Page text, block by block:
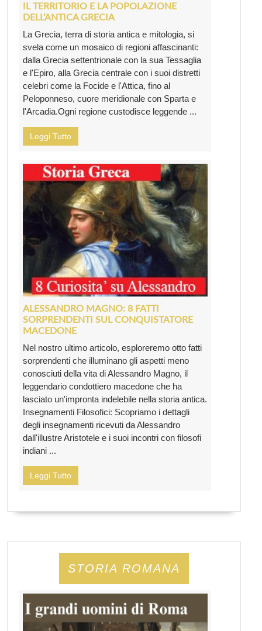
IL TERRITORIO E LA POPOLAZIONE
DELL’ANTICA GRECIA
La Grecia, terra di storia antica e mitologia, si
svela come un mosaico di regioni affascinanti:
dalla Grecia settentrionale con la sua Tessaglia
e l'Epiro, alla Grecia centrale con i suoi distretti
celebri come la Focide e l'Attica, fino al
Peloponneso, cuore meridionale con Sparta e
l'Arcadia.Ogni regione custodisce leggende ...
Leggi Tutto
ALESSANDRO MAGNO: 8 FATTI
SORPRENDENTI SUL CONQUISTATORE
MACEDONE
Nel nostro ultimo articolo, esploreremo otto fatti
sorprendenti che illuminano gli aspetti meno
conosciuti della vita di Alessandro Magno, il
leggendario condottiero macedone che ha
lasciato un'impronta indelebile nella storia antica.
Insegnamenti Filosofici: Scopriamo i dettagli
degli insegnamenti ricevuti da Alessandro
dall'illustre Aristotele e i suoi incontri con filosofi
indiani ...
Leggi Tutto
STORIA ROMANA